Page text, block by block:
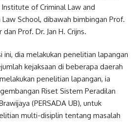
of Criminal Law and
School, dibawah bimbingan Prof.
Prof. Dr. Jan H. Crijns.
ini, dia melakukan penelitian lapangan
kejaksaan di beberapa daerah
penelitian lapangan, ia
Riset Sistem Peradilan
(PERSADA UB), untuk
multi-disiplin tentang masalah